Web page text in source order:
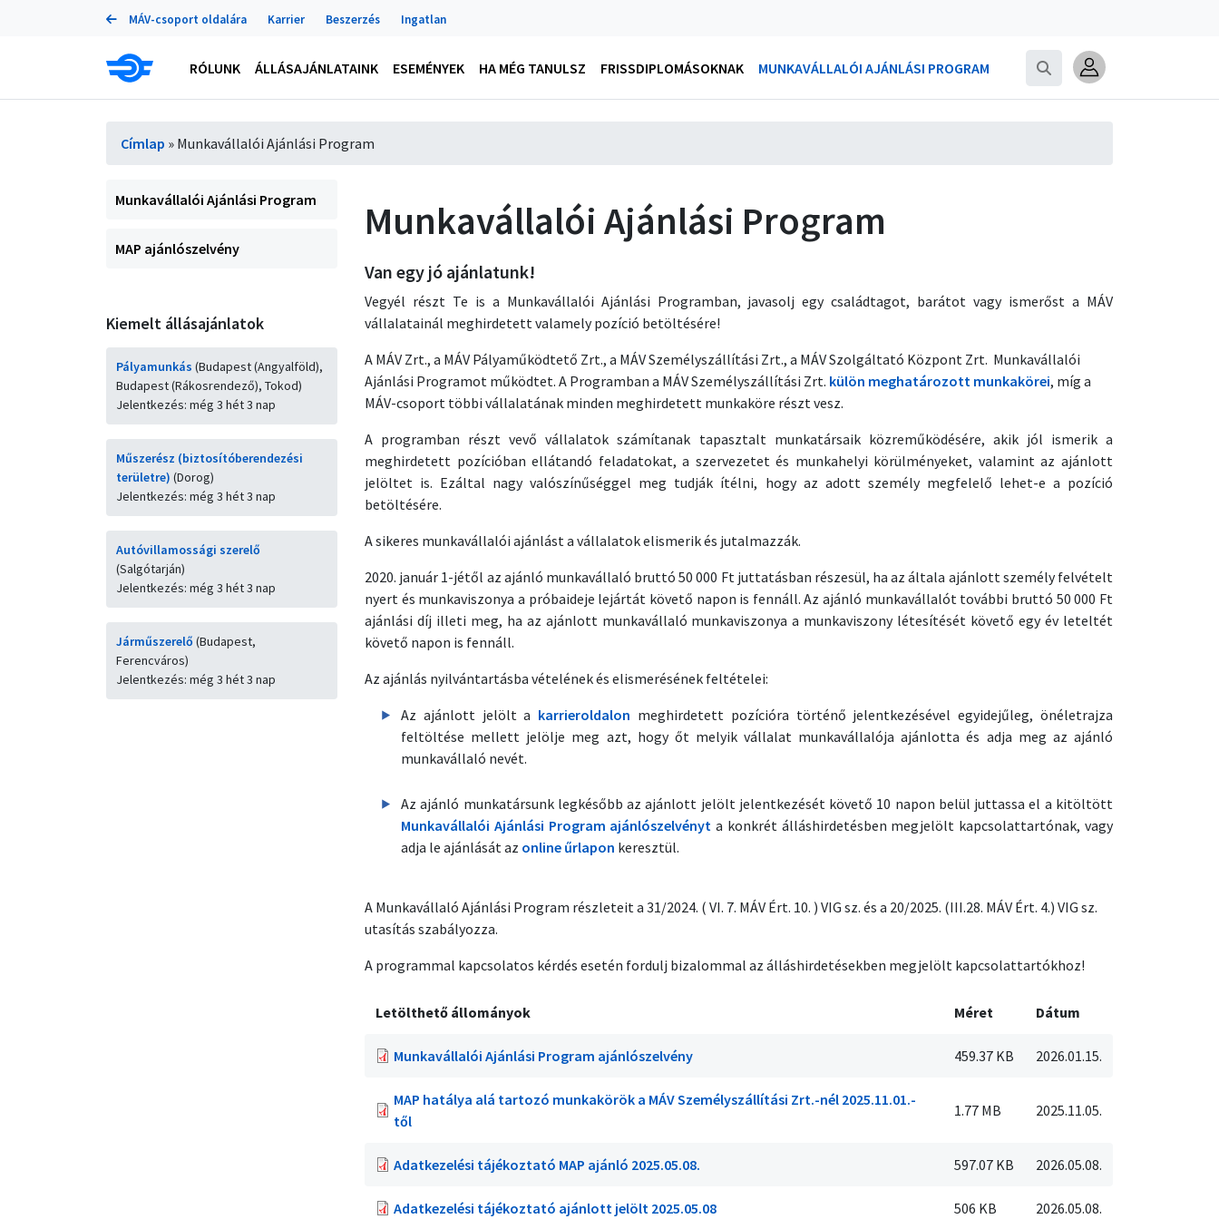
Portálok
MÁV-csoport oldalára Karrier Beszerzés Ingatlan
Main
navigation
RÓLUNK ÁLLÁSAJÁNLATAINK ESEMÉNYEK HA MÉG TANULSZ FRISSDIPLOMÁSOKNAK MUNKAVÁLLALÓI AJÁNLÁSI PROGRAM
Morzsa
Címlap Munkavállalói Ajánlási Program
Munkavállalói Ajánlási Program
MAP ajánlószelvény
Kiemelt állásajánlatok
Pályamunkás (Budapest (Angyalföld),
Budapest (Rákosrendező), Tokod)
Jelentkezés: még 3 hét 3 nap
Műszerész (biztosítóberendezési
területre) (Dorog)
Jelentkezés: még 3 hét 3 nap
Autóvillamossági szerelő
(Salgótarján)
Jelentkezés: még 3 hét 3 nap
Járműszerelő (Budapest,
Ferencváros)
Jelentkezés: még 3 hét 3 nap
Munkavállalói Ajánlási Program
Van egy jó ajánlatunk!
Vegyél részt Te is a Munkavállalói Ajánlási Programban, javasolj egy családtagot, barátot vagy ismerőst a MÁV
vállalatainál meghirdetett valamely pozíció betöltésére!
A MÁV Zrt., a MÁV Pályaműködtető Zrt., a MÁV Személyszállítási Zrt., a MÁV Szolgáltató Központ Zrt. Munkavállalói
Ajánlási Programot működtet. A Programban a MÁV Személyszállítási Zrt. külön meghatározott munkakörei, míg a
MÁV-csoport többi vállalatának minden meghirdetett munkaköre részt vesz.
A programban részt vevő vállalatok számítanak tapasztalt munkatársaik közreműködésére, akik jól ismerik a
meghirdetett pozícióban ellátandó feladatokat, a szervezetet és munkahelyi körülményeket, valamint az ajánlott
jelöltet is. Ezáltal nagy valószínűséggel meg tudják ítélni, hogy az adott személy megfelelő lehet-e a pozíció
betöltésére.
A sikeres munkavállalói ajánlást a vállalatok elismerik és jutalmazzák.
2020. január 1-jétől az ajánló munkavállaló bruttó 50 000 Ft juttatásban részesül, ha az általa ajánlott személy felvételt
nyert és munkaviszonya a próbaideje lejártát követő napon is fennáll. Az ajánló munkavállalót további bruttó 50 000 Ft
ajánlási díj illeti meg, ha az ajánlott munkavállaló munkaviszonya a munkaviszony létesítését követő egy év leteltét
követő napon is fennáll.
Az ajánlás nyilvántartásba vételének és elismerésének feltételei:
Az ajánlott jelölt a karrieroldalon meghirdetett pozícióra történő jelentkezésével egyidejűleg, önéletrajza
feltöltése mellett jelölje meg azt, hogy őt melyik vállalat munkavállalója ajánlotta és adja meg az ajánló
munkavállaló nevét.
Az ajánló munkatársunk legkésőbb az ajánlott jelölt jelentkezését követő 10 napon belül juttassa el a kitöltött
Munkavállalói Ajánlási Program ajánlószelvényt a konkrét álláshirdetésben megjelölt kapcsolattartónak, vagy
adja le ajánlását az online űrlapon keresztül.
A Munkavállaló Ajánlási Program részleteit a 31/2024. ( VI. 7. MÁV Ért. 10. ) VIG sz. és a 20/2025. (III.28. MÁV Ért. 4.) VIG sz.
utasítás szabályozza.
A programmal kapcsolatos kérdés esetén fordulj bizalommal az álláshirdetésekben megjelölt kapcsolattartókhoz!
Letölthető állományok Méret Dátum
Munkavállalói Ajánlási Program ajánlószelvény 459.37 KB 2026.01.15.
MAP hatálya alá tartozó munkakörök a MÁV Személyszállítási Zrt.-nél 2025.11.01.-
től
1.77 MB 2025.11.05.
Adatkezelési tájékoztató MAP ajánló 2025.05.08. 597.07 KB 2026.05.08.
Adatkezelési tájékoztató ajánlott jelölt 2025.05.08 506 KB 2026.05.08.